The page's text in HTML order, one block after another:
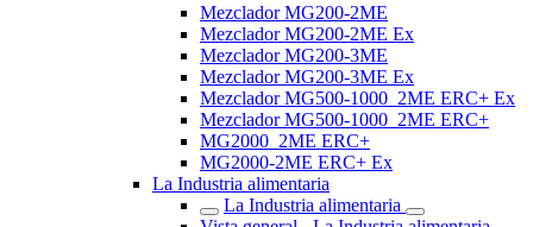
Mezclador MG200-2ME
Mezclador MG200-2ME Ex
Mezclador MG200-3ME
Mezclador MG200-3ME Ex
Mezclador MG500-1000_2ME ERC+ Ex
Mezclador MG500-1000_2ME ERC+
MG2000_2ME ERC+
MG2000-2ME ERC+ Ex
La Industria alimentaria
La Industria alimentaria